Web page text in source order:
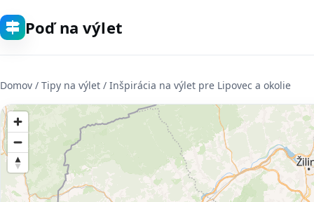
Poď na výlet
Domov / Tipy na výlet / Inšpirácia na výlet pre Lipovec a okolie